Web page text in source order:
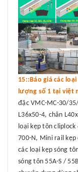
15::Báo giá các
lượng số 1 tại việt
đặc VMC-MC-30/
L36x50-4, chân
loại kẹp tôn
700-N, Mini rail kẹp
các loại kẹp sóng
sóng tôn 55A-S /